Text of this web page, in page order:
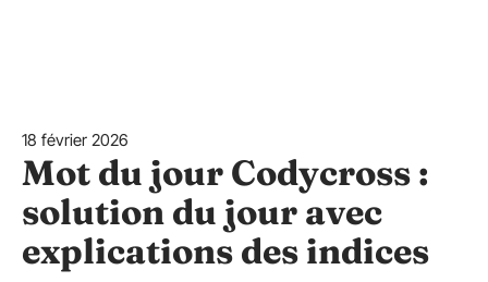
18 février 2026
Mot du jour Codycross :
solution du jour avec
explications des indices